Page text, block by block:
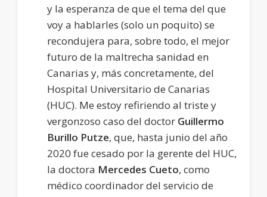
y la esperanza de que el tema del que
voy a hablarles (solo un poquito) se
recondujera para, sobre todo, el mejor
futuro de la maltrecha sanidad en
Canarias y, más concretamente, del
Hospital Universitario de Canarias
(HUC). Me estoy refiriendo al triste y
vergonzoso caso del doctor Guillermo
Burillo Putze, que, hasta junio del año
2020 fue cesado por la gerente del HUC,
la doctora Mercedes Cueto, como
médico coordinador del servicio de